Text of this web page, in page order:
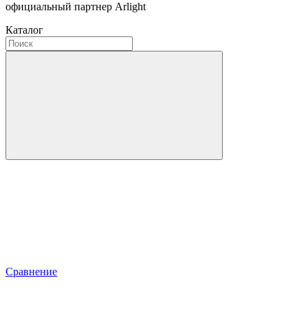
официальный партнер Arlight
Каталог
Сравнение